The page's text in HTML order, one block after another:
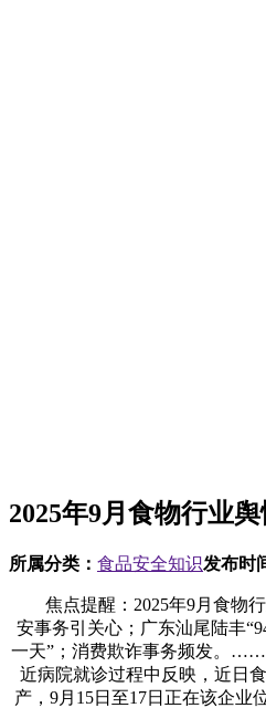
2025年9月食物行业
所属分类： 食品安全知识发布时
焦点提醒：2025年9月食物行
安事务引关心；广东汕尾陆丰
一天”；消费欺诈事务频发。……
近病院就诊过程中反映，近日
产，9月15日至17日正在该企业